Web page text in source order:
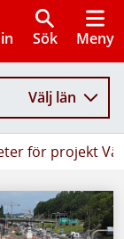
Sök Meny
Välj län
för projekt